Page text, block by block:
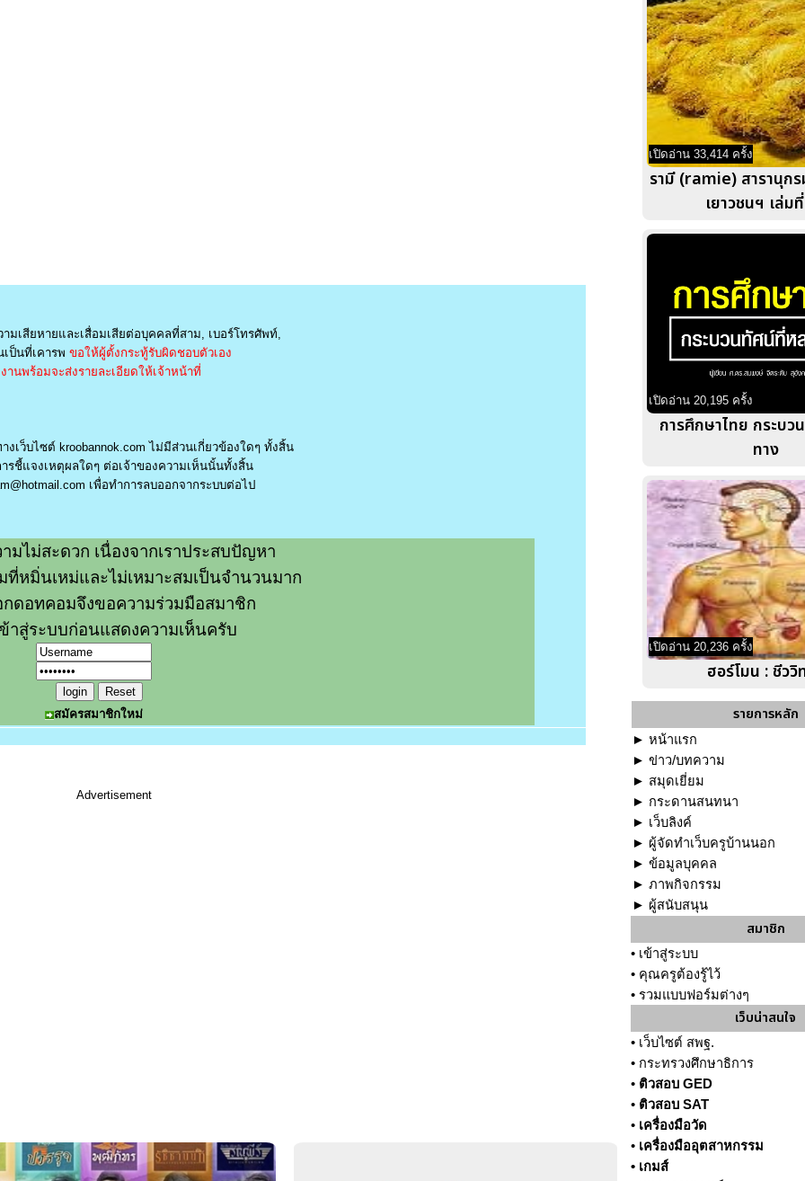
เสียหายและเสื่อมเสียต่อบุคคลที่สาม, เบอร์โทรศัพท์,
ป็นที่เคารพ ขอให้ผู้ตั้งกระทู้รับผิดชอบตัวเอง
นพร้อมจะส่งรายละเอียดให้เจ้าหน้าที่
เว็บไซต์ kroobannok.com ไม่มีส่วนเกี่ยวข้องใดๆ ทั้งสิ้น
ชี้แจงเหตุผลใดๆ ต่อเจ้าของความเห็นนั้นทั้งสิ้น
เพื่อทำการลบออกจากระบบต่อไป
มไม่สะดวก เนื่องจากเราประสบปัญหา
หมิ่นเหม่และไม่เหมาะสมเป็นจำนวนมาก
ดอทคอมจึงขอความร่วมมือสมาชิก
าสู่ระบบก่อนแสดงความเห็นครับ
สมัครสมาชิกใหม่
Advertisement
เปิดอ่าน 33,414 ครั้ง
รามี (ramie) สารานุก
เยาวชนฯ เล่ม
เปิดอ่าน 20,195 ครั้ง
การศึกษาไทย กระบ
ทาง
เปิดอ่าน 20,236 ครั้ง
ฮอร์โมน : ชีววิ
รายการหลัก
► หน้าแรก
► ข่าว/บทความ
► สมุดเยี่ยม
► กระดานสนทนา
► เว็บลิงค์
► ผู้จัดทำเว็บครูบ้านนอก
► ข้อมูลบุคคล
► ภาพกิจกรรม
► ผู้สนับสนุน
สมาชิก
• เข้าสู่ระบบ
• คุณครูต้องรู้ไว้
• รวมแบบฟอร์มต่างๆ
เว็บน่าสนใจ
• เว็บไซต์ สพฐ.
• กระทรวงศึกษาธิการ
• ติวสอบ GED
• ติวสอบ SAT
• เครื่องมือวัด
• เครื่องมืออุตสาหกรรม
• เกมส์